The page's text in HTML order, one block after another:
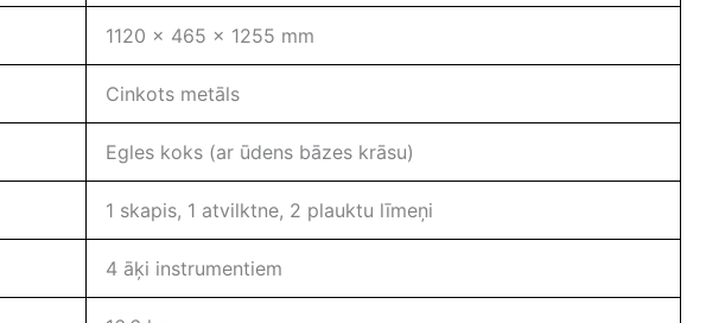
1120 x 465 x 1255 mm
Cinkots metāls
Egles koks (ar ūdens bāzes krāsu)
1 skapis, 1 atvilktne, 2 plauktu līmeņi
4 āķi instrumentiem